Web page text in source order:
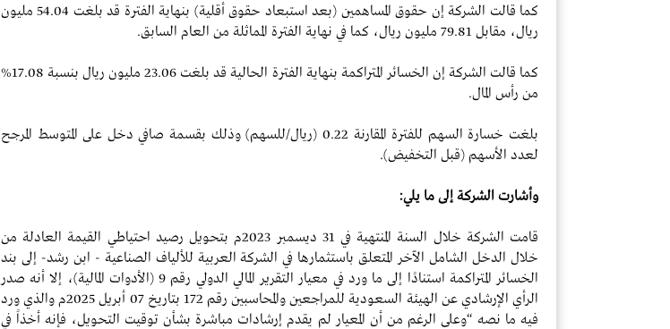
كما قالت الشركة إن حقوق المساهمين (بعد استبعاد حقوق أقلية) بنهاية الفترة قد بلغت 54.04 مليون
ريال، مقابل 79.81 مليون ريال، كما في نهاية الفترة المماثلة من العام السابق.
كما قالت الشركة إن الخسائر المتراكمة بنهاية الفترة الحالية قد بلغت 23.06 مليون ريال بنسبة 17.08%
من رأس المال.
بلغت خسارة السهم للفترة المقارنة 0.22 (ريال/للسهم) وذلك بقسمة صافي دخل على المتوسط المرجح
لعدد الأسهم (قبل التخفيض).
وأشارت الشركة إلى ما يلي:
قامت الشركة خلال السنة المنتهية في 31 ديسمبر 2023م بتحويل رصيد احتياطي القيمة العادلة من
خلال الدخل الشامل الآخر المتعلق باستثمارها في الشركة العربية للألياف الصناعية - ابن رشد- إلى بند
الخسائر المتراكمة استنادًا إلى ما ورد في معيار التقرير المالي الدولي رقم 9 (الأدوات المالية)، إلا أنه صدر
الرأي الإرشادي عن الهيئة السعودية للمراجعين والمحاسبين رقم 172 بتاريخ 07 أبريل 2025م والذي ورد
فيه ما نصه “وعلى الرغم من أن المعيار لم يقدم إرشادات مباشرة بشأن توقيت التحويل، فإنه أخذاً في